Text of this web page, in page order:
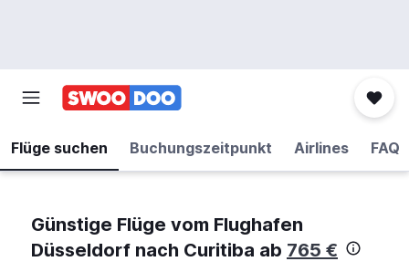
Flüge suchen Buchungszeitpunkt Airlines FAQ
Günstige Flüge vom Flughafen
Düsseldorf nach Curitiba ab 765 €